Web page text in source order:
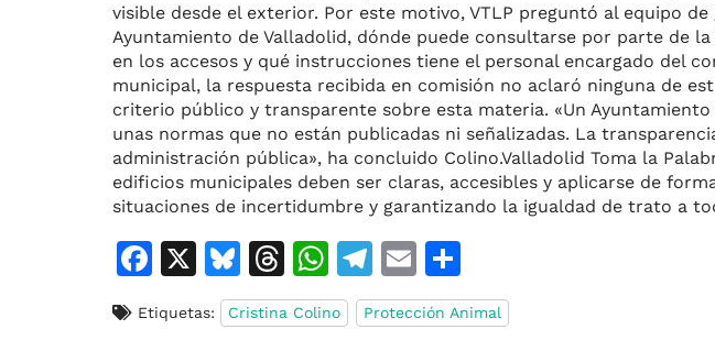
visible desde el exterior. Por este motivo, VTLP preguntó al equipo
Ayuntamiento de Valladolid, dónde puede consultarse por parte de
en los accesos y qué instrucciones tiene el personal encargado del
municipal, la respuesta recibida en comisión no aclaró ninguna de
criterio público y transparente sobre esta materia. «Un
unas normas que no están publicadas ni señalizadas. La
administración pública», ha concluido Colino.Valladolid Toma la
edificios municipales deben ser claras, accesibles y aplicarse de
situaciones de incertidumbre y garantizando la igualdad de trato a
F
c
X
Bl
u
e
T
h
re
W
h
at
T
el
e
E
m
ai
o
m
Etiquetas: Cristina Colino Protección Animal